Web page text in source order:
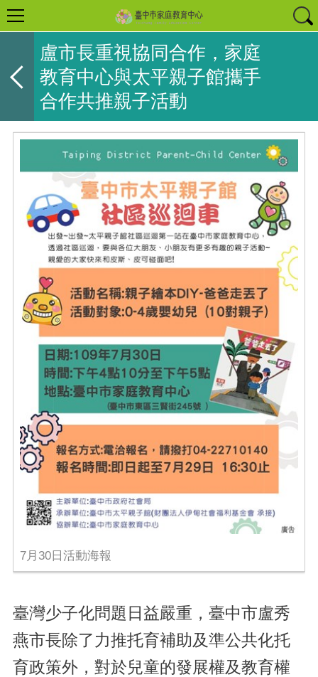
盧市長重視協同合作，家庭
教育中心與太平親子館攜手
合作共推親子活動
7月30日活動海報
臺灣少子化問題日益嚴重，臺中市盧秀
燕市長除了力推托育補助及準公共化托
育政策外，對於兒童的發展權及教育權